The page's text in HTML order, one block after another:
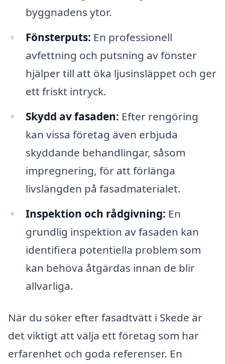
byggnadens ytor.
Fönsterputs: En professionell
avfettning och putsning av fönster
hjälper till att öka ljusinsläppet och ger
ett friskt intryck.
Skydd av fasaden: Efter rengöring
kan vissa företag även erbjuda
skyddande behandlingar, såsom
impregnering, för att förlänga
livslängden på fasadmaterialet.
Inspektion och rådgivning: En
grundlig inspektion av fasaden kan
identifiera potentiella problem som
kan behöva åtgärdas innan de blir
allvarliga.
När du söker efter fasadtvätt i Skede är
det viktigt att välja ett företag som har
erfarenhet och goda referenser. En